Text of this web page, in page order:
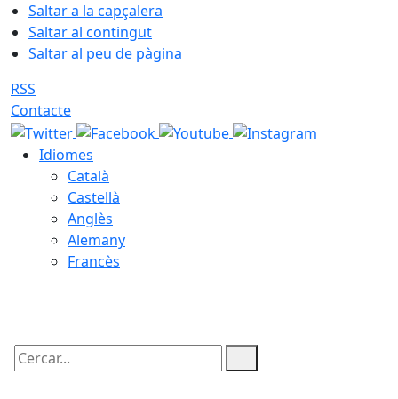
Saltar a la capçalera
Saltar al contingut
Saltar al peu de pàgina
RSS
Contacte
Idiomes
Català
Castellà
Anglès
Alemany
Francès
Cercar: